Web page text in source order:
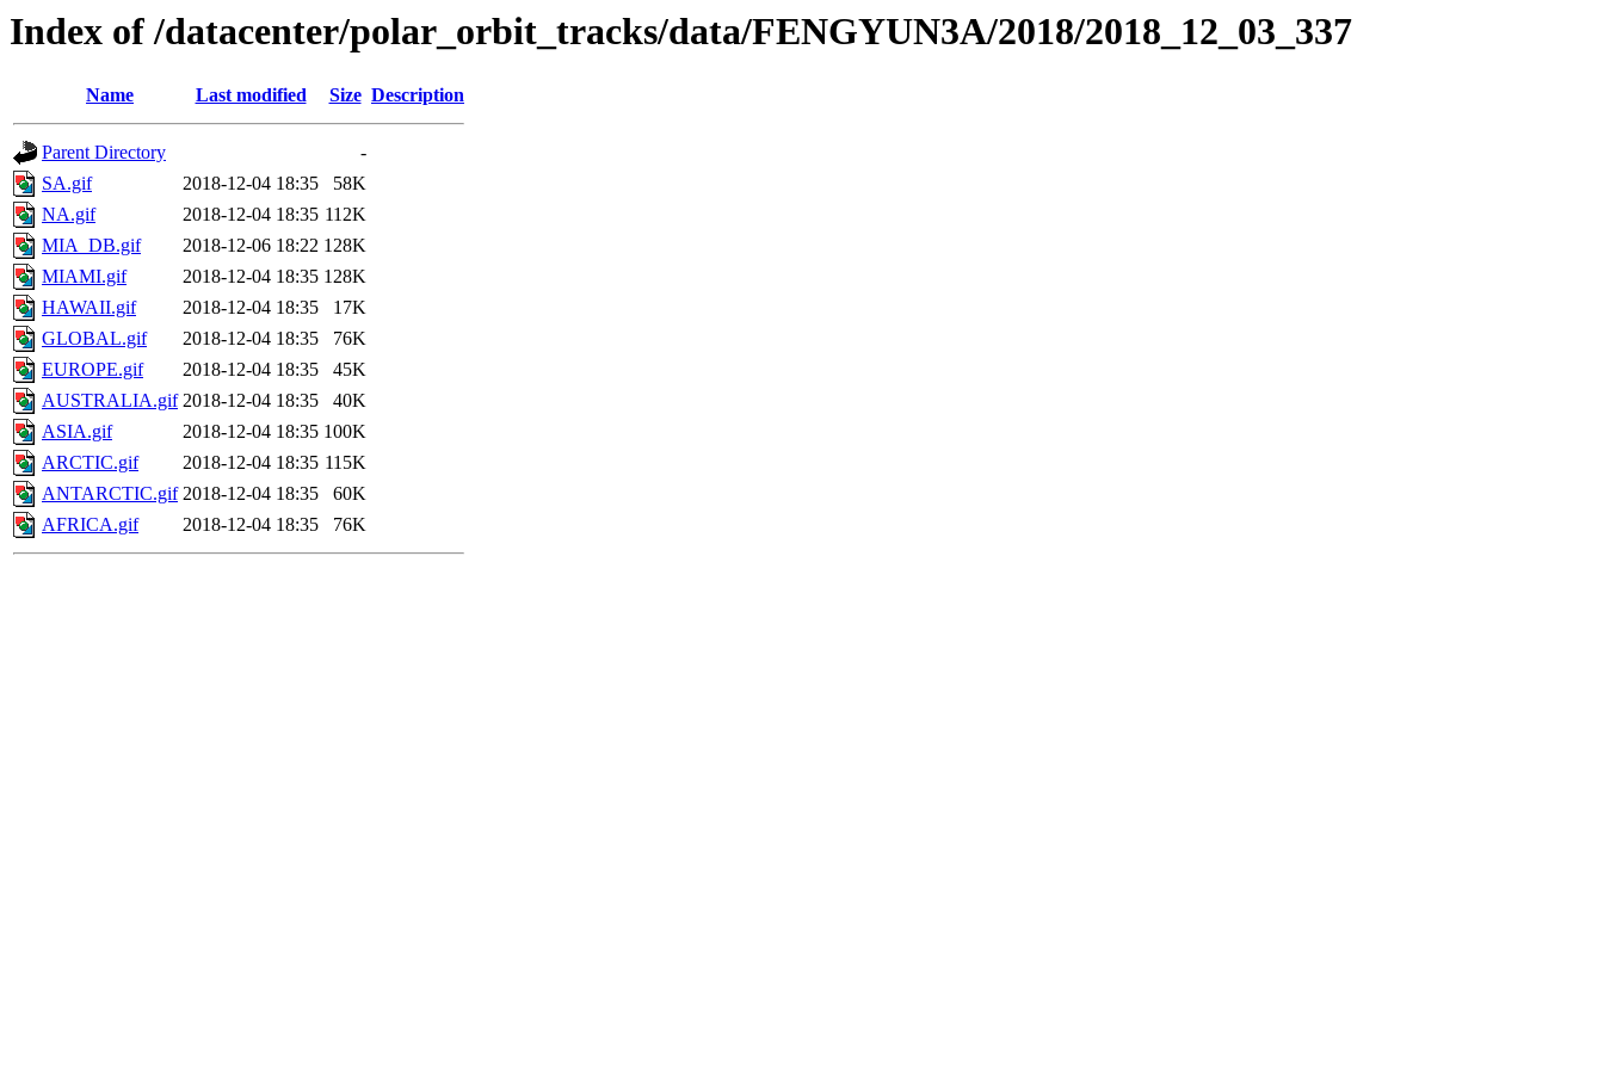
Index of /datacenter/polar_orbit_tracks/data/FENGYUN3A/2018/2018_12_03_337
Name Last modified Size Description
Parent Directory
-
SA.gif
2018-12-04 18:35
58K
NA.gif
2018-12-04 18:35 112K
MIA_DB.gif
2018-12-06 18:22 128K
MIAMI.gif
2018-12-04 18:35 128K
HAWAII.gif
2018-12-04 18:35
17K
GLOBAL.gif
2018-12-04 18:35
76K
EUROPE.gif
2018-12-04 18:35
45K
AUSTRALIA.gif 2018-12-04 18:35
40K
ASIA.gif
2018-12-04 18:35 100K
ARCTIC.gif
2018-12-04 18:35 115K
ANTARCTIC.gif 2018-12-04 18:35
60K
AFRICA.gif
2018-12-04 18:35 76K